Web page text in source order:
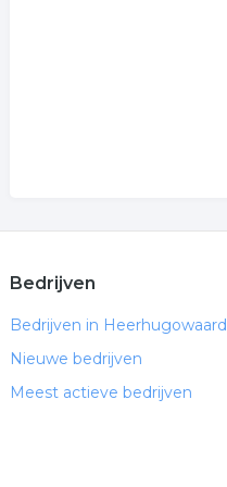
Bedrijven
Bedrijven in Heerhugowaard
Nieuwe bedrijven
Meest actieve bedrijven